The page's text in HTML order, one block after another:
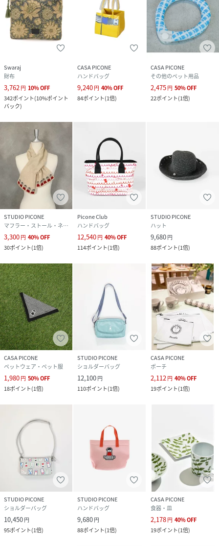
Swaraj
財布
3,762円 10%OFF
342ポイント(10%ポイント
バック)
CASA PICONE
ハンドバッグ
9,240円 40%OFF
84ポイント(1倍)
CASA PICONE
その他のペット用品
2,475円 50%OFF
22ポイント(1倍)
STUDIO PICONE
マフラー・ストール・ネックウォーマー
3,300円 40%OFF
30ポイント(1倍)
Picone Club
ハンドバッグ
12,540円 40%OFF
114ポイント(1倍)
STUDIO PICONE
ハット
9,680円
88ポイント(1倍)
CASA PICONE
ペットウェア・ペット服
1,980円 50%OFF
18ポイント(1倍)
STUDIO PICONE
ショルダーバッグ
12,100円
110ポイント(1倍)
CASA PICONE
ポーチ
2,112円 40%OFF
19ポイント(1倍)
STUDIO PICONE
ショルダーバッグ
10,450円
95ポイント(1倍)
STUDIO PICONE
ハンドバッグ
9,680円
88ポイント(1倍)
CASA PICONE
食器・皿
2,178円 40%OFF
19ポイント(1倍)